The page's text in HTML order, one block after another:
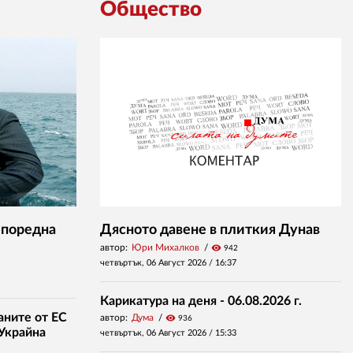
от ЕС
Общество
Дясното давене в плиткия Дунав
автор: Юри Михалков visibility 942
четвъртък, 06 Август 2026 / 16:37
Карикатура на деня - 06.08.2026 г.
автор: Дума visibility 936
четвъртък, 06 Август 2026 / 15:33